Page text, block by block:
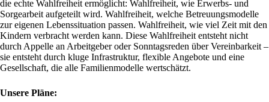
die echte Wahlfreiheit ermöglicht: Wahlfreiheit, wie Erwerbs- und
Sorgearbeit aufgeteilt wird. Wahlfreiheit, welche Betreuungsmodelle
zur eigenen Lebenssituation passen. Wahlfreiheit, wie viel Zeit mit den
Kindern verbracht werden kann. Diese Wahlfreiheit entsteht nicht
durch Appelle an Arbeitgeber oder Sonntagsreden über Vereinbarkeit –
sie entsteht durch kluge Infrastruktur, flexible Angebote und eine
Gesellschaft, die alle Familienmodelle wertschätzt.
Unsere Pläne: